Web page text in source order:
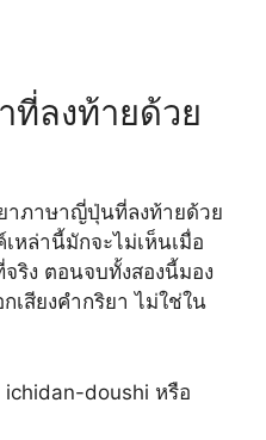
ที่ลงท้ายด้วย
าภาษาญี่ปุ่นที่ลงท้ายด้วย
เหล่านี้มักจะไม่เห็นเมื่อ
ริง ตอนจบทั้งสองนี้มอง
เสียงคำกริยา ไม่ใช่ใน
ichidan-doushi หรือ